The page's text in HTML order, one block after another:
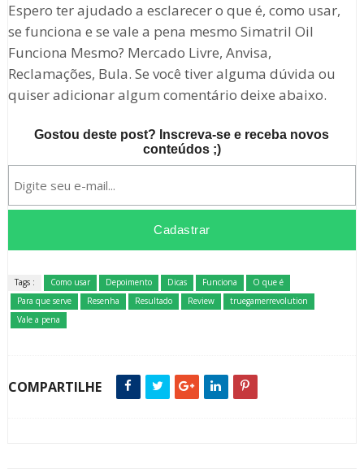
Espero ter ajudado a esclarecer o que é, como usar,
se funciona e se vale a pena mesmo Simatril Oil
Funciona Mesmo? Mercado Livre, Anvisa,
Reclamações, Bula. Se você tiver alguma dúvida ou
quiser adicionar algum comentário deixe abaixo.
Gostou deste post? Inscreva-se e receba novos
conteúdos ;)
Tags : Como usar Depoimento Dicas Funciona
O que é
Para que serve
Resenha Resultado Review
truegamerrevolution
Vale a pena
COMPARTILHE